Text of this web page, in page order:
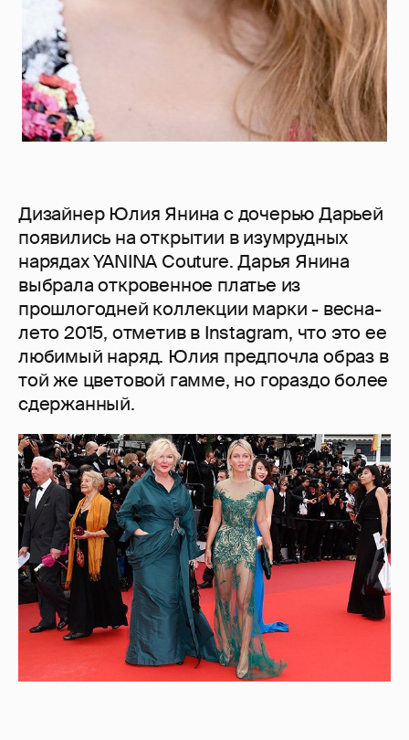
Дизайнер Юлия Янина с дочерью Дарьей
появились на открытии в изумрудных
нарядах YANINA Couture. Дарья Янина
выбрала откровенное платье из
прошлогодней коллекции марки - весна-
лето 2015, отметив в Instagram, что это ее
любимый наряд. Юлия предпочла образ в
той же цветовой гамме, но гораздо более
сдержанный.